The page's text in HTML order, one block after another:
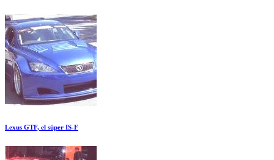
Lexus GTF, el súper IS-F